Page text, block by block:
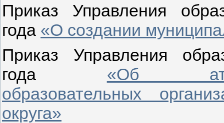
Приказ Управления
года «О создании
Приказ Управления
года «Об
образовательных
округа»